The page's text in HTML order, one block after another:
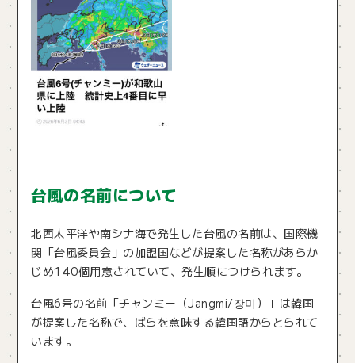
台風の名前について
北西太平洋や南シナ海で発生した台風の名前は、国際機
関「台風委員会」の加盟国などが提案した名称があらか
じめ140個用意されていて、発生順につけられます。
台風6号の名前「チャンミー（Jangmi/장미）」は韓国
が提案した名称で、ばらを意味する韓国語からとられて
います。